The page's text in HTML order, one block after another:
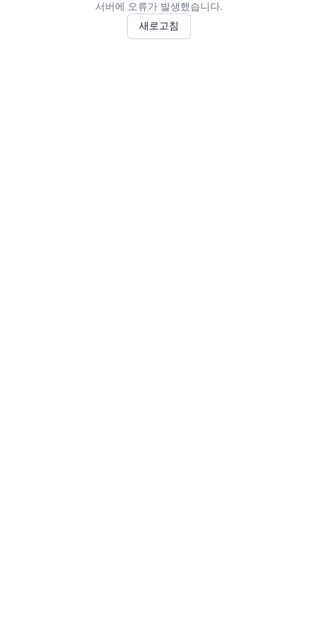
서버에 오류가 발생했습니다.
새로고침